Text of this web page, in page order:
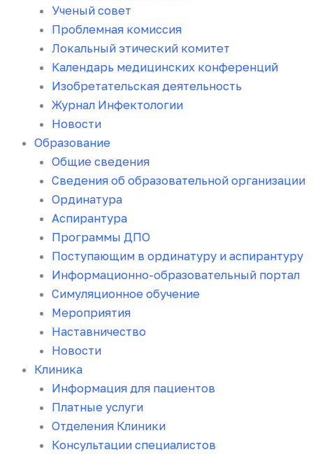
Ученый совет
Проблемная комиссия
Локальный этический комитет
Календарь медицинских конференций
Изобретательская деятельность
Журнал Инфектологии
Новости
Образование
Общие сведения
Сведения об образовательной организации
Ординатура
Аспирантура
Программы ДПО
Поступающим в ординатуру и аспирантуру
Информационно-образовательный портал
Симуляционное обучение
Мероприятия
Наставничество
Новости
Клиника
Информация для пациентов
Платные услуги
Отделения Клиники
Консультации специалистов